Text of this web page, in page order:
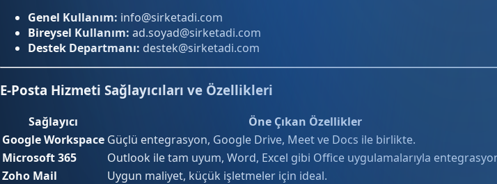
Genel Kullanım: info@sirketadi.com
Bireysel Kullanım: ad.soyad@sirketadi.com
Destek Departmanı: destek@sirketadi.com
E-Posta Hizmeti Sağlayıcıları ve Özellikleri
Sağlayıcı Öne Çıkan Özellikler
Google Workspace Güçlü entegrasyon, Google Drive, Meet ve Docs ile birlikte.
Microsoft 365
Outlook ile tam uyum, Word, Excel gibi Office uygulamalarıyla
Zoho Mail
Uygun maliyet, küçük işletmeler için ideal.